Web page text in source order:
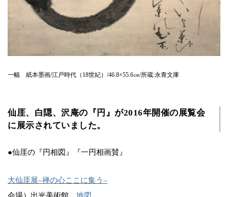
一幅 紙本墨画/江戸時代（18世紀）/46.8×55.6㎝/所蔵:永青文庫
仙厓、白隠、沢庵の『円』が2016年開催の展覧会
に展示されていました。
●仙厓の『円相図』『一円相画賛』
大仙厓展–禅の心ここに集う–